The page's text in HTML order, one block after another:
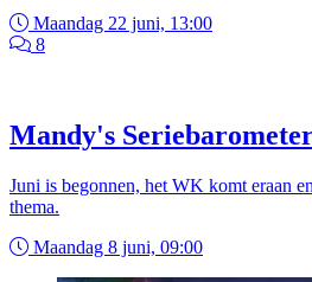
Maandag 22 juni, 13:00
8
Mandy's
Juni is begonnen, het WK komt eraan
thema.
Maandag 8 juni, 09:00